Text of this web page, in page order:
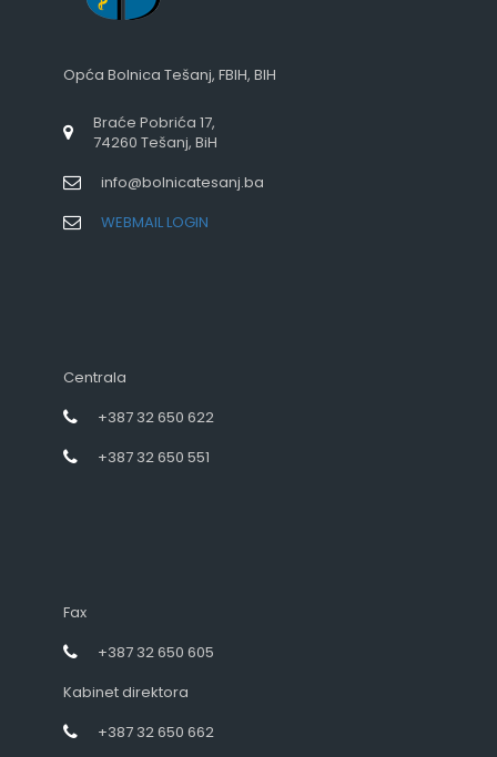
Opća Bolnica Tešanj, FBIH, BIH
Braće Pobrića 17,
74260 Tešanj, BiH
info@bolnicatesanj.ba
WEBMAIL LOGIN
Centrala
+387 32 650 622
+387 32 650 551
Fax
+387 32 650 605
Kabinet direktora
+387 32 650 662